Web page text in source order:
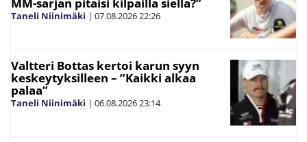
Taneli Niinimäki | 07.08.202622:26
Valtteri Bottas kertoi karun syyn
keskeytyksilleen – ”Kaikki alkaa
palaa”
Taneli Niinimäki | 06.08.202623:14